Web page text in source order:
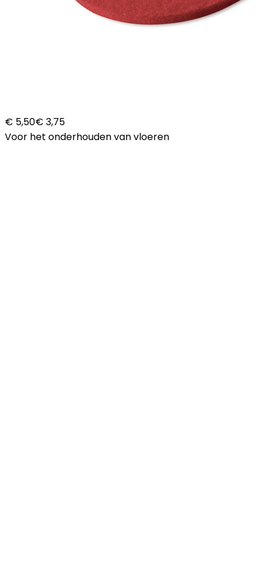
€ 5,50€ 3,75
Voor het onderhouden van vloeren